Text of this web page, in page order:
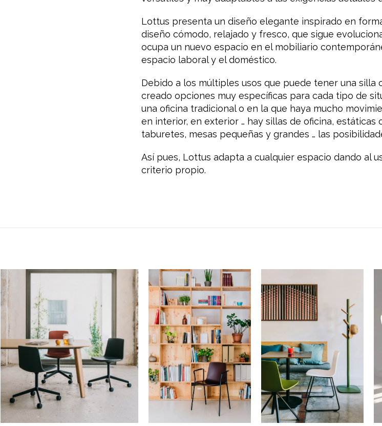
Lottus presenta un diseño elegante inspirado en
diseño cómodo, relajado y fresco, que sigue
ocupa un nuevo espacio en el mobiliario
espacio laboral y el doméstico.
Debido a los múltiples usos que puede tener una silla
creado opciones muy específicas para cada tipo de
una oficina tradicional o en la que haya mucho
en interior, en exterior … hay sillas de oficina, estáticas
taburetes, mesas pequeñas y grandes … las
Así pues, Lottus adapta a cualquier espacio dando al
criterio propio.